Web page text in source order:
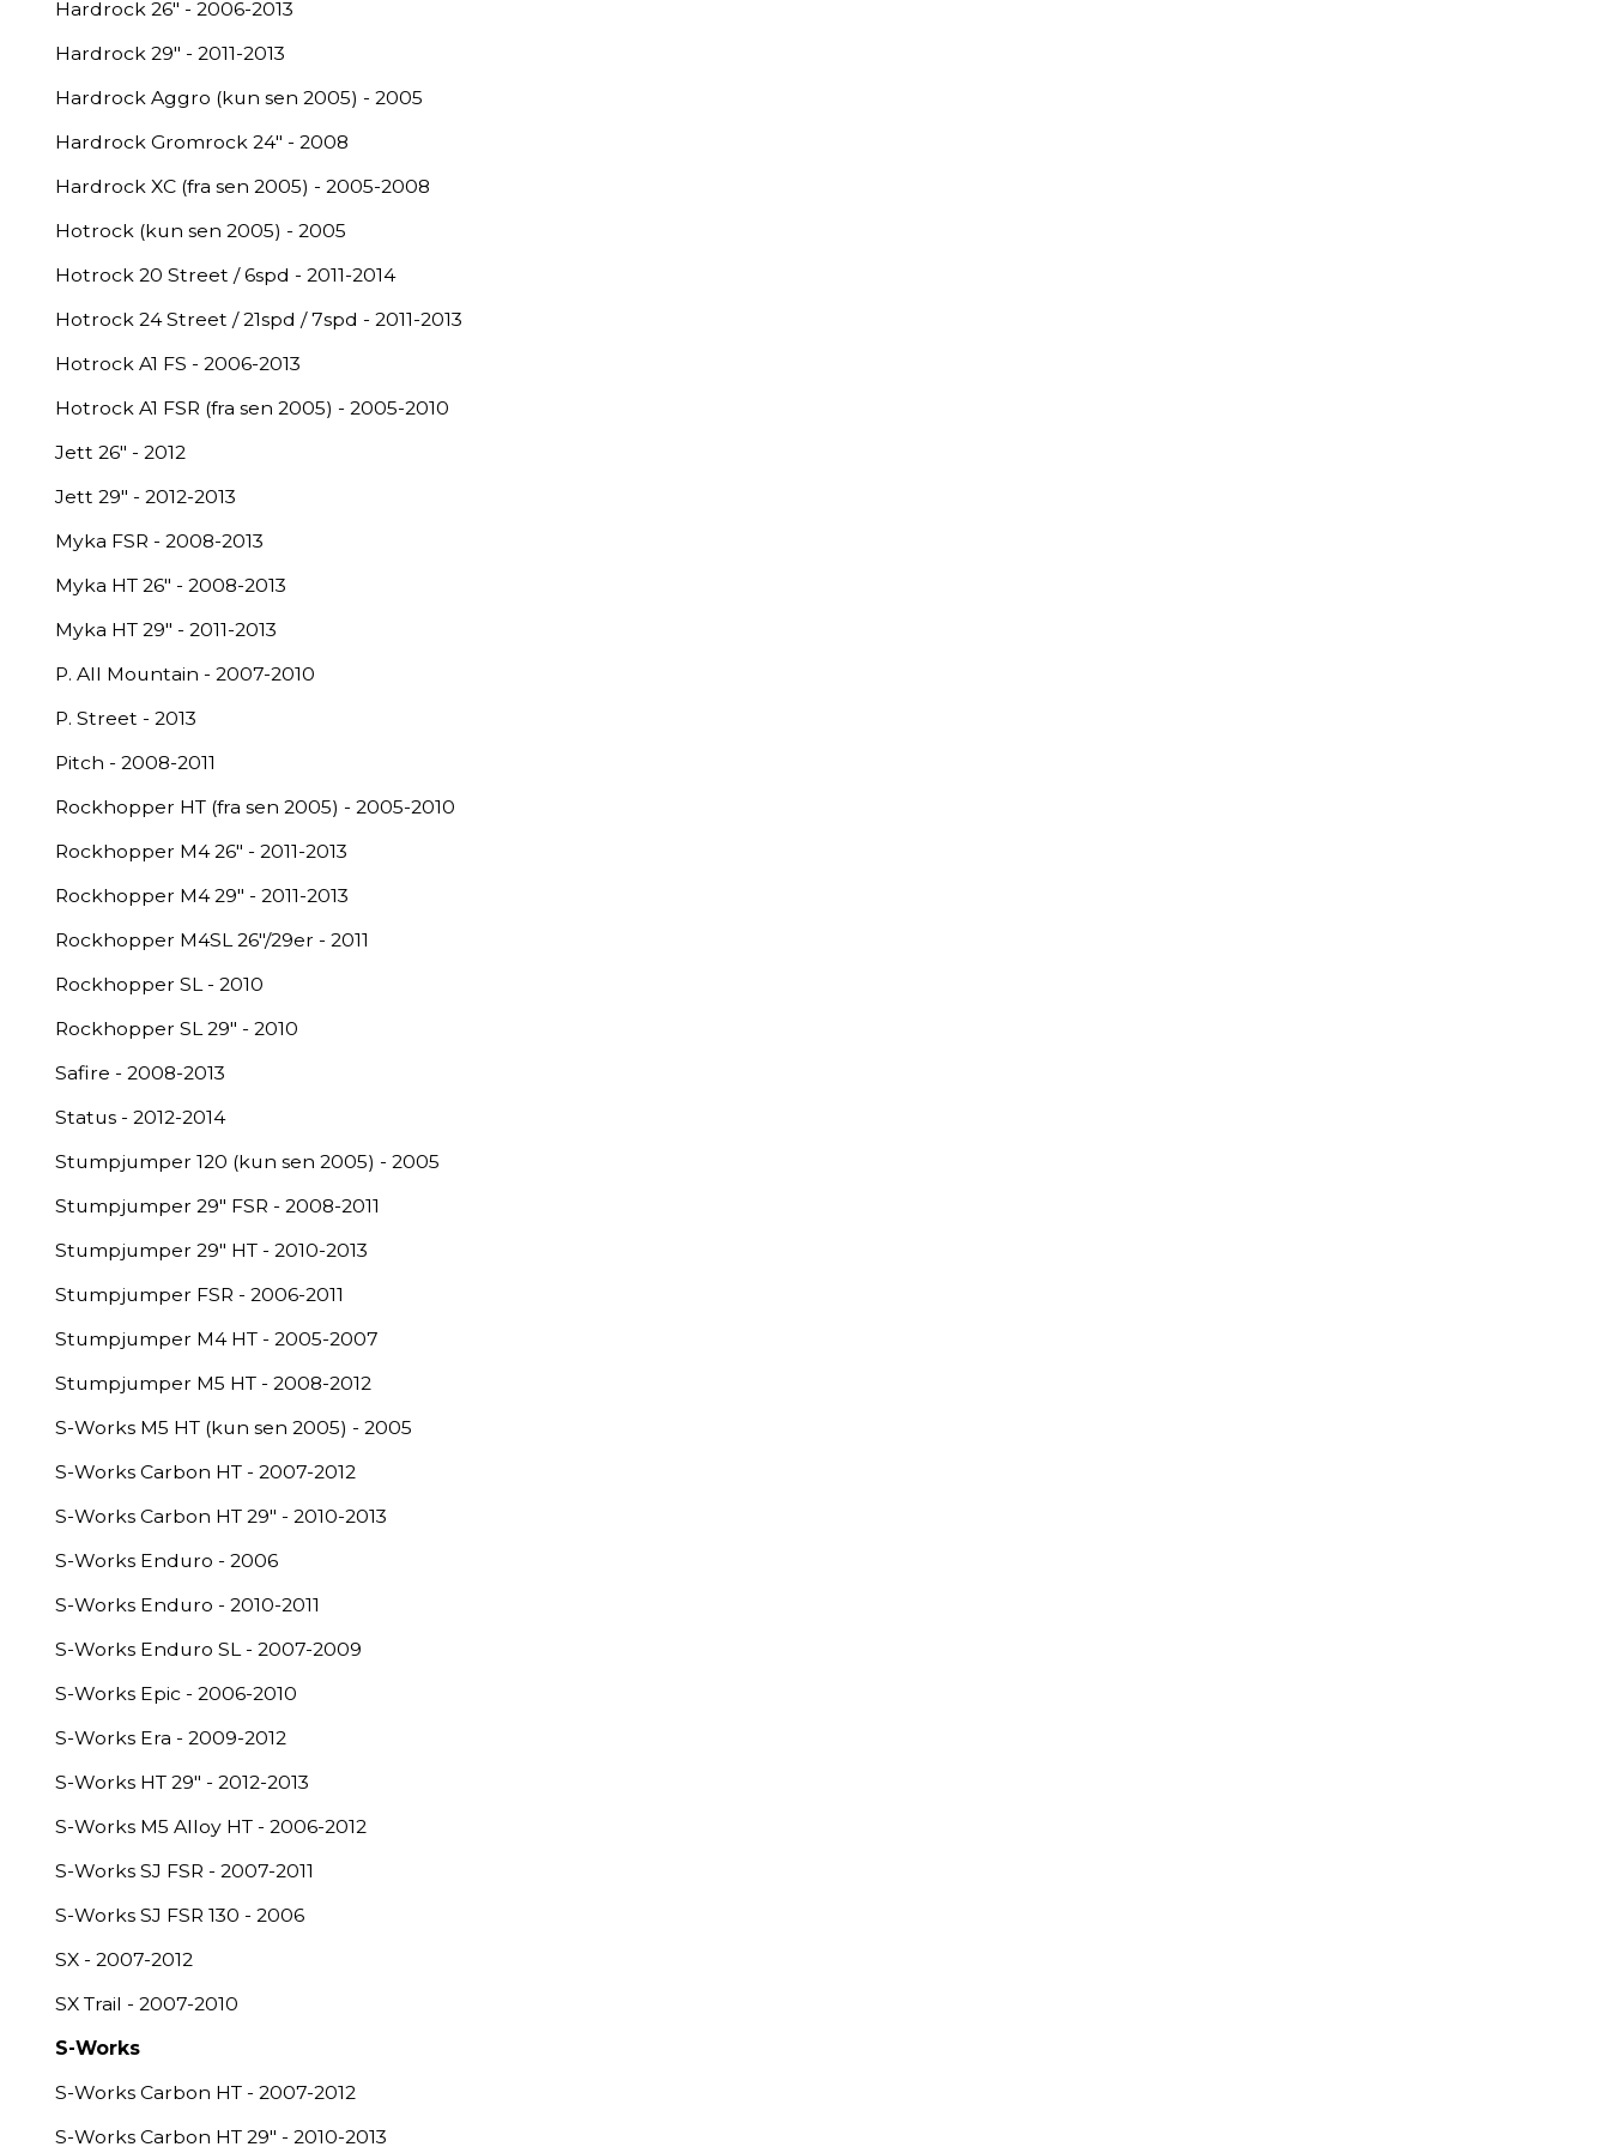
Hardrock 26" - 2006-2013
Hardrock 29" - 2011-2013
Hardrock Aggro (kun sen 2005) - 2005
Hardrock Gromrock 24" - 2008
Hardrock XC (fra sen 2005) - 2005-2008
Hotrock (kun sen 2005) - 2005
Hotrock 20 Street / 6spd - 2011-2014
Hotrock 24 Street / 21spd / 7spd - 2011-2013
Hotrock A1 FS - 2006-2013
Hotrock A1 FSR (fra sen 2005) - 2005-2010
Jett 26" - 2012
Jett 29" - 2012-2013
Myka FSR - 2008-2013
Myka HT 26" - 2008-2013
Myka HT 29" - 2011-2013
P. All Mountain - 2007-2010
P. Street - 2013
Pitch - 2008-2011
Rockhopper HT (fra sen 2005) - 2005-2010
Rockhopper M4 26" - 2011-2013
Rockhopper M4 29" - 2011-2013
Rockhopper M4SL 26"/29er - 2011
Rockhopper SL - 2010
Rockhopper SL 29" - 2010
Safire - 2008-2013
Status - 2012-2014
Stumpjumper 120 (kun sen 2005) - 2005
Stumpjumper 29" FSR - 2008-2011
Stumpjumper 29" HT - 2010-2013
Stumpjumper FSR - 2006-2011
Stumpjumper M4 HT - 2005-2007
Stumpjumper M5 HT - 2008-2012
S-Works M5 HT (kun sen 2005) - 2005
S-Works Carbon HT - 2007-2012
S-Works Carbon HT 29" - 2010-2013
S-Works Enduro - 2006
S-Works Enduro - 2010-2011
S-Works Enduro SL - 2007-2009
S-Works Epic - 2006-2010
S-Works Era - 2009-2012
S-Works HT 29" - 2012-2013
S-Works M5 Alloy HT - 2006-2012
S-Works SJ FSR - 2007-2011
S-Works SJ FSR 130 - 2006
SX - 2007-2012
SX Trail - 2007-2010
S-Works
S-Works Carbon HT - 2007-2012
S-Works Carbon HT 29" - 2010-2013